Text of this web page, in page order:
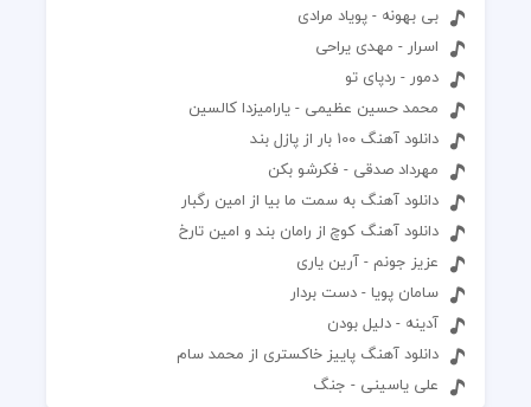
بی بهونه - پویاد مرادی
اسرار - مهدی یراحی
دمور - ردپای تو
محمد حسین عظیمی - یارامیزدا کالسین
دانلود آهنگ 100 بار از پازل بند
مهرداد صدقی - فکرشو بکن
دانلود آهنگ به سمت ما بیا از امین رگبار
دانلود آهنگ کوچ از رامان بند و امین تارخ
عزیز جونم - آرین یاری
سامان پویا - دست بردار
آدینه - دلیل بودن
دانلود آهنگ پاییز خاکستری از محمد سام
علی یاسینی - جنگ